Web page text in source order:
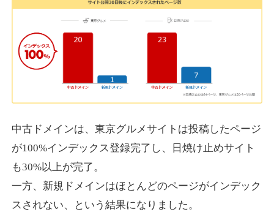
詳細を見る
詳細を見る
actagainstaids.com
ジャンルその他
DA38 外部リンク数527 ドメイン年齢26年
10,800円 入札 0件
express-soft.com
中古ドメインは、東京グルメサイトは投稿したページ
が100%インデックス登録完了し、日焼け止めサイト
も30%以上が完了。
一方、新規ドメインはほとんどのページがインデック
スされない、という結果になりました。